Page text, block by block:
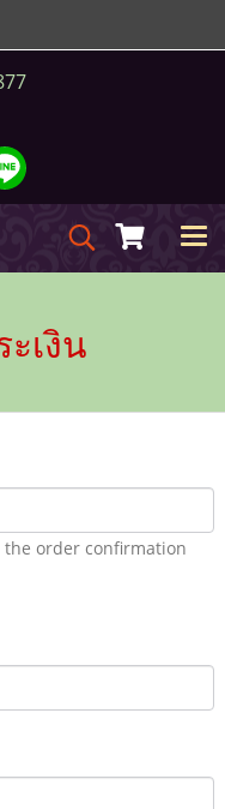
เงิน
the order confirmation